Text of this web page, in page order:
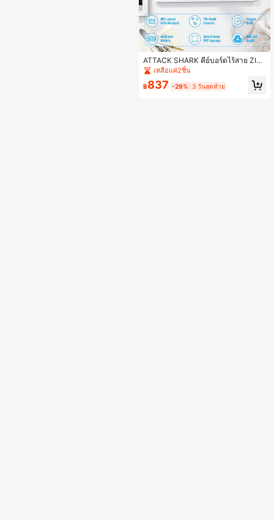
ATTACK SHARK คีย์บอร์ดไร้สาย ZIY
OULANG K100 99 ปุ่มสำหรับเล่นเกม
พร้อมปุ่มหมุนมีเดีย, โหมดสามโหมด B
T/2.4GHz/USB-C, ปุ่มพิมพ์ด้านข้าง, ไ
เหลือแค่2ชิ้น
฿837 -29% 3 วันสุดท้าย